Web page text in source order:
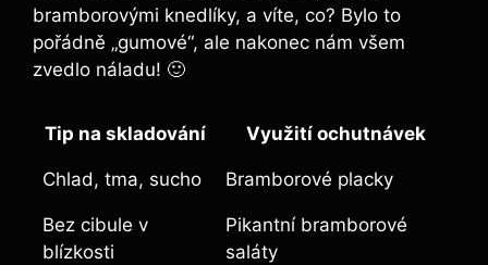
bramborovými knedlíky, a víte, co? Bylo to
pořádně „gumové“, ale nakonec nám všem
zvedlo náladu! 🙂
Tip na skladování Využití ochutnávek
Chlad, tma, sucho Bramborové placky
Bez cibule v
blízkosti
Pikantní bramborové
saláty